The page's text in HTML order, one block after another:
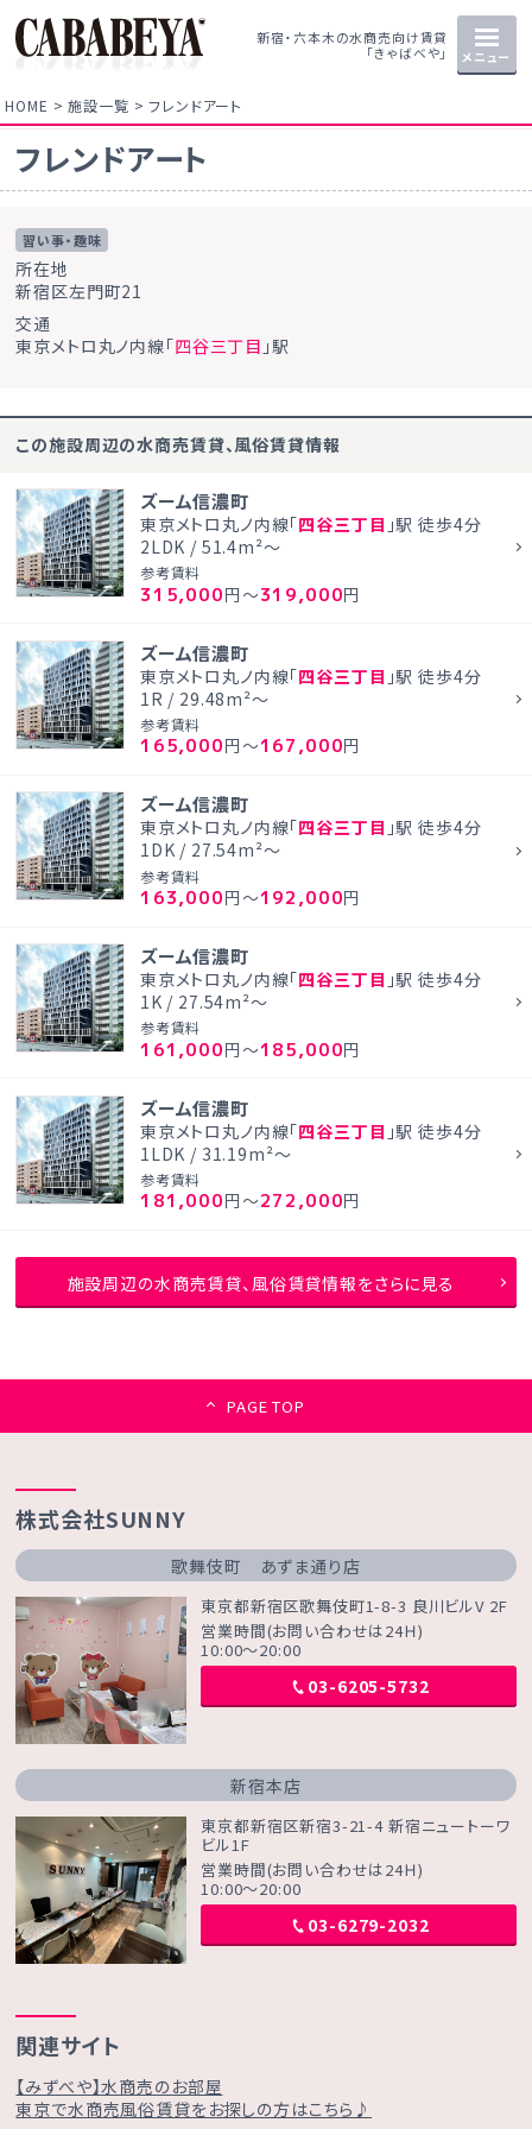
新宿・六本木の水商売向け賃貸
「きゃばべや」
メニュー
HOME 施設一覧 フレンドアート
フレンドアート
習い事・趣味
所在地
新宿区左門町21
交通
東京メトロ丸ノ内線「四谷三丁目 」駅
この施設周辺の水商売賃貸、風俗賃貸情報
ズーム信濃町
東京メトロ丸ノ内線「四谷三丁目 」駅 徒歩4分
2LDK / 51.4m²～
参考賃料
315,000円～319,000円
ズーム信濃町
東京メトロ丸ノ内線「四谷三丁目 」駅 徒歩4分
1R / 29.48m²～
参考賃料
165,000円～167,000円
ズーム信濃町
東京メトロ丸ノ内線「四谷三丁目 」駅 徒歩4分
1DK / 27.54m²～
参考賃料
163,000円～192,000円
ズーム信濃町
東京メトロ丸ノ内線「四谷三丁目 」駅 徒歩4分
1K / 27.54m²～
参考賃料
161,000円～185,000円
ズーム信濃町
東京メトロ丸ノ内線「四谷三丁目 」駅 徒歩4分
1LDK / 31.19m²～
参考賃料
181,000円～272,000円
施設周辺の水商売賃貸、風俗賃貸情報をさらに見る
PAGE TOP
株式会社SUNNY
歌舞伎町 あずま通り店
東京都新宿区歌舞伎町1-8-3 良川ビルV 2F
営業時間(お問い合わせは24Ｈ)
10:00～20:00
03-6205-5732
新宿本店
東京都新宿区新宿3-21-4 新宿ニュートーワ
ビル1F
営業時間(お問い合わせは24Ｈ)
10:00～20:00
03-6279-2032
関連サイト
【みずべや】水商売のお部屋
東京で水商売風俗賃貸をお探しの方はこちら♪